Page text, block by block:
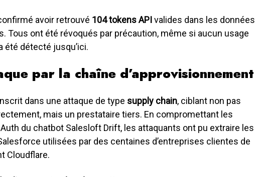
avoir retrouvé 104 tokens APIvalides dans les données
Tous ont été révoqués par précaution, même si aucun usage
été détecté jusqu’ici.
par la chaîne d’approvisionnement
dans une attaque de type supply chain, ciblant non pas
mais un prestataire tiers. En compromettant les
du chatbot Salesloft Drift, les attaquants ont pu extraire les
utilisées par des centaines d’entreprises clientes de
Cloudflare.